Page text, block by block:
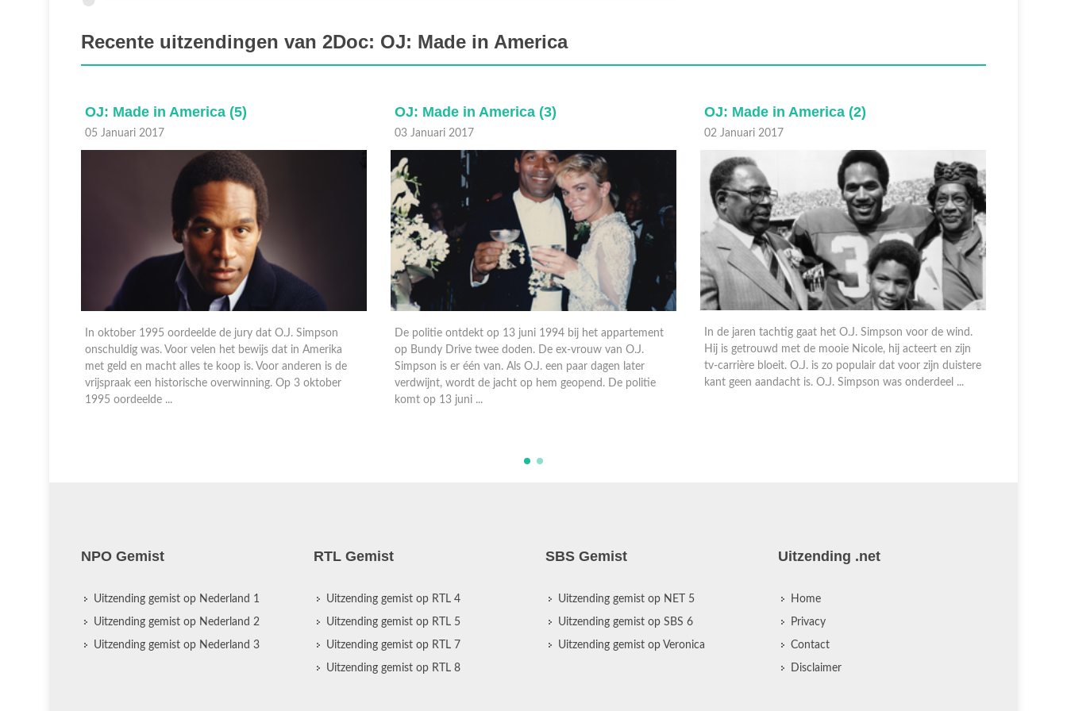
Recente uitzendingen van 2Doc: OJ: Made in America
OJ: Made in America (3)
03 Januari 2017
De politie ontdekt op 13 juni 1994 bij het appartement
op Bundy Drive twee doden. De ex-vrouw van O.J.
Simpson is er één van. Als O.J. een paar dagen later
verdwijnt, wordt de jacht op hem geopend. De politie
komt op 13 juni ...
OJ: Made in America (2)
02 Januari 2017
In de jaren tachtig gaat het O.J. Simpson voor de wind.
Hij is getrouwd met de mooie Nicole, hij acteert en zijn
tv-carrière bloeit. O.J. is zo populair dat voor zijn duistere
kant geen aandacht is. O.J. Simpson was onderdeel ...
OJ: Made in America
01 Januari 2017
Aandacht voor het begin van de carrière van O.J.
Simpson en zijn sterrenstatus in de National Football
League. Ook komt de Amerikaanse rassenongelijkheid in
NPO Gemist
Uitzending gemist op Nederland 1
Uitzending gemist op Nederland 2
Uitzending gemist op Nederland 3
RTL Gemist
Uitzending gemist op RTL 4
Uitzending gemist op RTL 5
Uitzending gemist op RTL 7
Uitzending gemist op RTL 8
SBS Gemist
Uitzending gemist op NET 5
Uitzending gemist op SBS 6
Uitzending gemist op Veronica
Uitzending .net
Home
Privacy
Contact
Disclaimer